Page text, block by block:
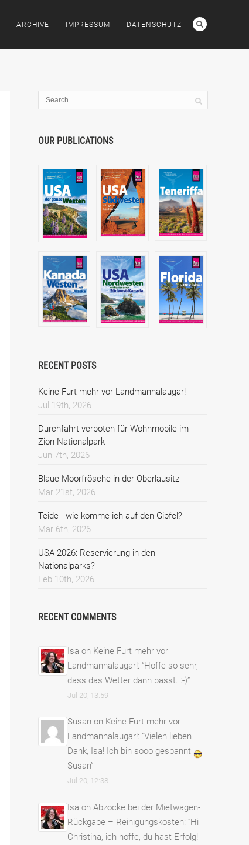
ARCHIVE IMPRESSUM DATENSCHUTZ
OUR PUBLICATIONS
RECENT POSTS
Keine Furt mehr vor Landmannalaugar!
Jul 19th, 2026
Durchfahrt verboten für Wohnmobile im
Zion Nationalpark
Jun 7th, 2026
Blaue Moorfrösche in der Oberlausitz
Mar 21st, 2026
Teide - wie komme ich auf den Gipfel?
Mar 6th, 2026
USA 2026: Reservierung in den
Nationalparks?
Feb 10th, 2026
RECENT COMMENTS
Isa on Keine Furt mehr vor
Landmannalaugar!: “Hoffe so sehr,
dass das Wetter dann passt. :-)”
Jul 20, 13:59
Susan on Keine Furt mehr vor
Landmannalaugar!: “Vielen lieben
Dank, Isa! Ich bin sooo gespannt
Susan”
Jul 20, 12:38
Isa on Abzocke bei der Mietwagen-
Rückgabe – Reinigungskosten: “Hi
Christina, ich hoffe, du hast Erfolg!